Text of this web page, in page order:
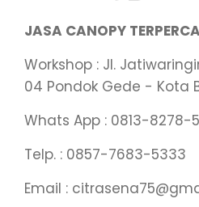
JASA CANOPY
Workshop : Jl.
04 Pondok Gede - Kota
Whats App : 0813-8278-
Telp. : 0857-7683-5333
Email :